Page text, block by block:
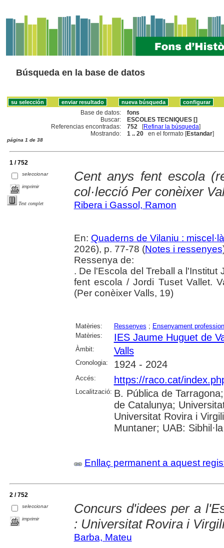
Búsqueda en la base de datos
Base de datos:
fons
Buscar:
ESCOLES TECNIQUES []
Referencias encontradas:
752 [Refinar la búsqueda]
Mostrando:
1 .. 20 en el formato [Estandar]
página 1 de 38
1 / 752
seleccionar
imprimir
Text complet
Cent anys fent escola
col·lecció Per conèixer
Ribera i Gassol, Ramon
En: Quaderns de Vilaniu :
2026), p. 77-78 (Notes i ressenyes
Ressenya de:
. De l'Escola del Treball a
fent escola / Jordi Tuset Vallet.
(Per conèixer Valls, 19)
Matèries: Ressenyes ; Ensenyament
Matèries:
IES Jaume Huguet de
Àmbit: Valls
Cronologia: 1924 - 2024
Accés: https://raco.cat/
Localització: B. Pública de
de Catalunya;
Universitat Rovira i
Muntaner; UAB: Sibhil·la
Enllaç permanent a aquest
2 / 752
seleccionar
imprimir
Concurs d'idees per a
: Universitat Rovira i
Barba, Mateu